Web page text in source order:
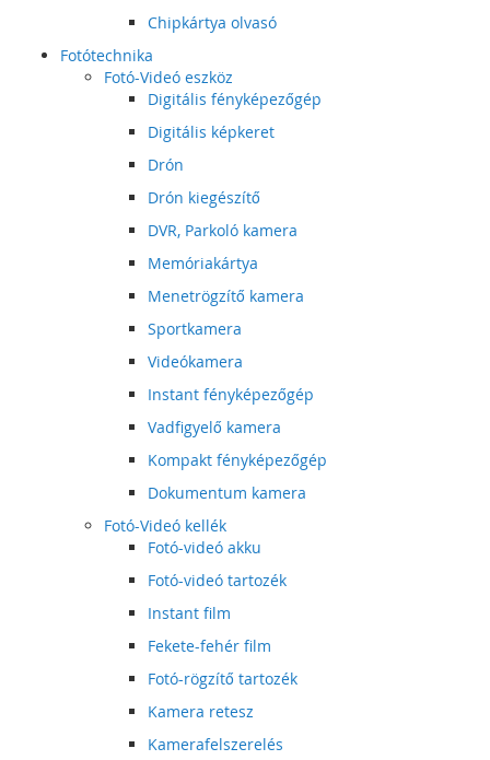
Chipkártya olvasó
Fotótechnika
Fotó-Videó eszköz
Digitális fényképezőgép
Digitális képkeret
Drón
Drón kiegészítő
DVR, Parkoló kamera
Memóriakártya
Menetrögzítő kamera
Sportkamera
Videókamera
Instant fényképezőgép
Vadfigyelő kamera
Kompakt fényképezőgép
Dokumentum kamera
Fotó-Videó kellék
Fotó-videó akku
Fotó-videó tartozék
Instant film
Fekete-fehér film
Fotó-rögzítő tartozék
Kamera retesz
Kamerafelszerelés